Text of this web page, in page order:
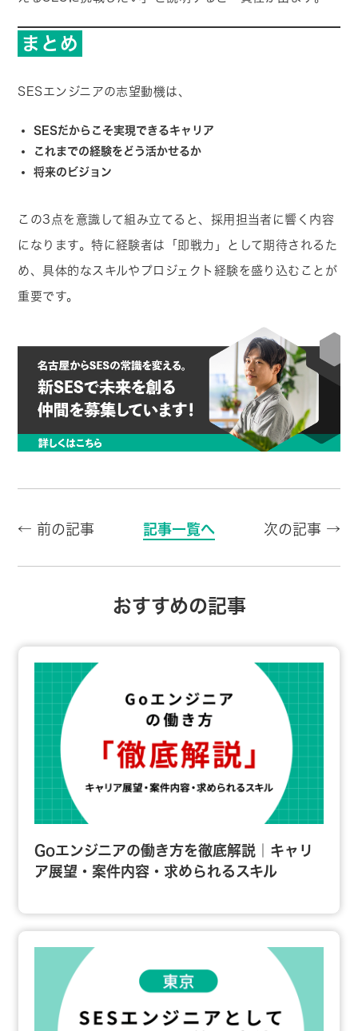
まとめ
SESエンジニアの志望動機は、
SESだからこそ実現できるキャリア
これまでの経験をどう活かせるか
将来のビジョン
この3点を意識して組み立てると、採用担当者に響く内容
になります。特に経験者は「即戦力」として期待されるた
め、具体的なスキルやプロジェクト経験を盛り込むことが
重要です。
← 前の記事 記事一覧へ 次の記事 →
おすすめの記事
Goエンジニアの働き方を徹底解説｜キャリ
ア展望・案件内容・求められるスキル